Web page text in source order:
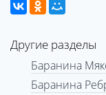
Другие разделы
Баранина
Баранина